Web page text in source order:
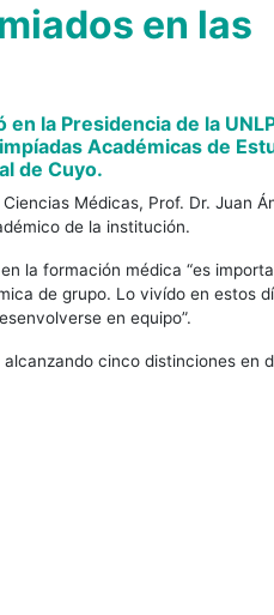
en las
la Presidencia de la
Académicas de
de Cuyo.
Médicas, Prof. Dr. Juan
de la institución.
la formación médica “es
de grupo. Lo vivído en estos
en equipo”.
cinco distinciones en